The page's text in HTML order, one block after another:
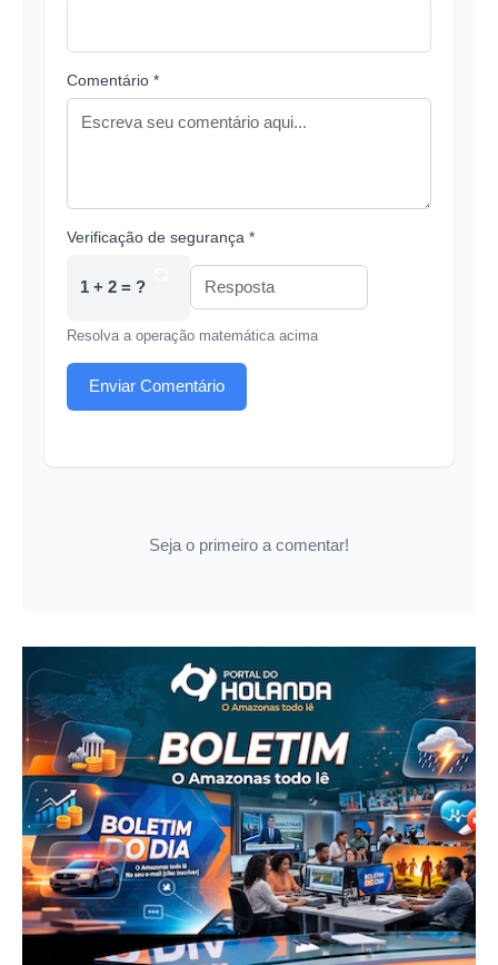
Comentário *
Verificação de segurança *
1 + 2 = ?
Resolva a operação matemática acima
Enviar Comentário
Seja o primeiro a comentar!